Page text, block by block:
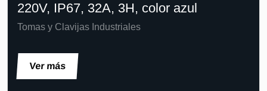
220V, IP67, 32A, 3H, color azul
Tomas y Clavijas Industriales
Ver más